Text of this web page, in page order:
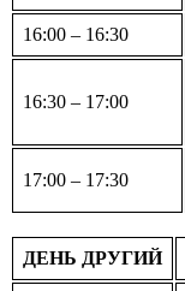
16:00 – 16:30
16:30 – 17:00
17:00 – 17:30
ДЕНЬ ДРУГИЙ